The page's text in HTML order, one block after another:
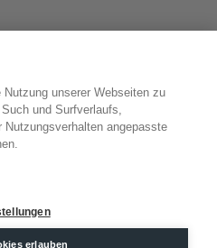
unserer Webseiten zu
und Surfverlaufs,
angepasste
erlauben